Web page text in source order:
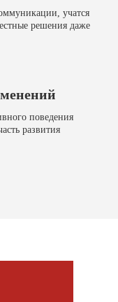
учатся
решения даже
поведения
развития